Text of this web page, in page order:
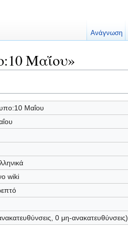
Μαΐου»
Μαΐου
wiki
0 μη-ανακατευθύνσεις)
Ανάγνωση